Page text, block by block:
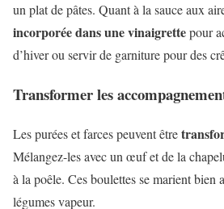
un plat de pâtes. Quant à la sauce aux
incorporée dans une vinaigrettepour
d’hiver ou servir de garniture pour des
Transformer les
Les purées et farces peuvent être
Mélangez-les avec un œuf et de la
à la poêle. Ces boulettes se marient bien
légumes vapeur.